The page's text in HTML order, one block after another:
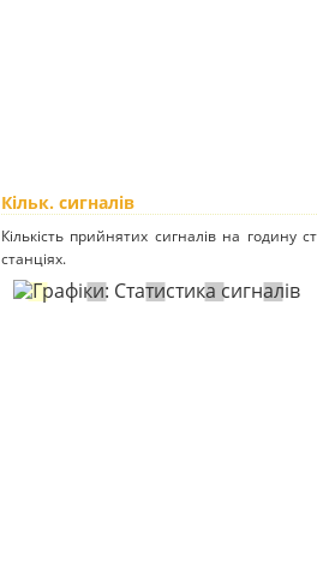
Кільк. сигналів
Кількість прийнятих сигналів на годину
станціях.